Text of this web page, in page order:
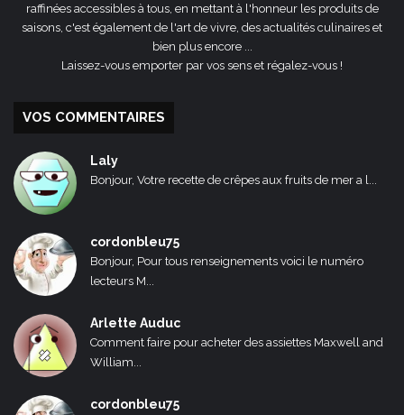
raffinées accessibles à tous, en mettant à l'honneur les produits de
saisons, c'est également de l'art de vivre, des actualités culinaires et
bien plus encore ...
Laissez-vous emporter par vos sens et régalez-vous !
VOS COMMENTAIRES
Laly
Bonjour, Votre recette de crêpes aux fruits de mer a l...
cordonbleu75
Bonjour, Pour tous renseignements voici le numéro
lecteurs M...
Arlette Auduc
Comment faire pour acheter des assiettes Maxwell and
William...
cordonbleu75